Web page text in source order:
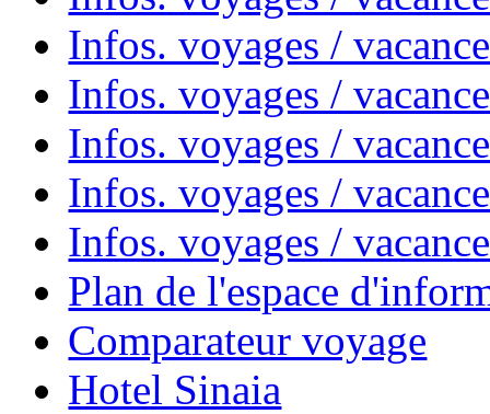
Infos. voyages /
Infos. voyages /
Infos. voyages /
Infos. voyages /
Infos. voyages /
Plan de l'espace
Comparateur voyage
Hotel Sinaia